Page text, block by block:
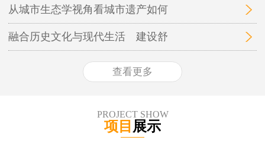
从城市生态学视角看城市遗产如何
融合历史文化与现代生活 建设舒
查看更多
PROJECT SHOW
项目 展示